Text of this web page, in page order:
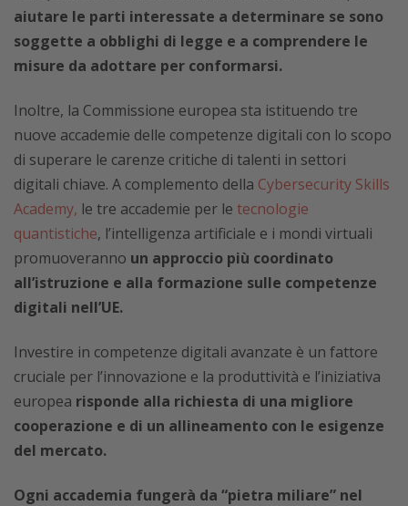
aiutare le parti interessate a determinare se sono
soggette a obblighi di legge e a comprendere le
misure da adottare per conformarsi.
Inoltre, la Commissione europea sta istituendo tre
nuove accademie delle competenze digitali con lo scopo
di superare le carenze critiche di talenti in settori
digitali chiave. A complemento della Cybersecurity Skills
Academy, le tre accademie per le tecnologie
quantistiche, l’intelligenza artificiale e i mondi virtuali
promuoveranno un approccio più coordinato
all’istruzione e alla formazione sulle competenze
digitali nell’UE.
Investire in competenze digitali avanzate è un fattore
cruciale per l’innovazione e la produttività e l’iniziativa
europea risponde alla richiesta di una migliore
cooperazione e di un allineamento con le esigenze
del mercato.
Ogni accademia fungerà da “pietra miliare” nel